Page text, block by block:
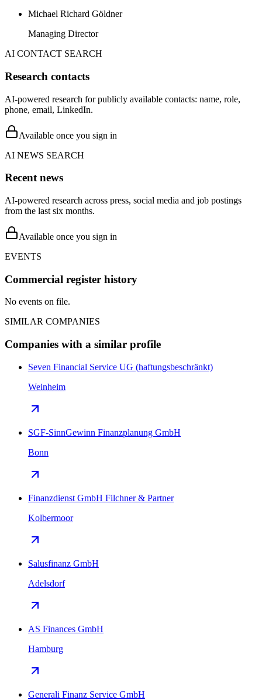
Michael Richard Göldner
Managing Director
AI CONTACT SEARCH
Research contacts
AI-powered research for publicly available contacts: name, role,
phone, email, LinkedIn.
Available once you sign in
AI NEWS SEARCH
Recent news
AI-powered research across press, social media and job postings
from the last six months.
Available once you sign in
EVENTS
Commercial register history
No events on file.
SIMILAR COMPANIES
Companies with a similar profile
Seven Financial Service UG (haftungsbeschränkt)
Weinheim
SGF-SinnGewinn Finanzplanung GmbH
Bonn
Finanzdienst GmbH Filchner & Partner
Kolbermoor
Salusfinanz GmbH
Adelsdorf
AS Finances GmbH
Hamburg
Generali Finanz Service GmbH